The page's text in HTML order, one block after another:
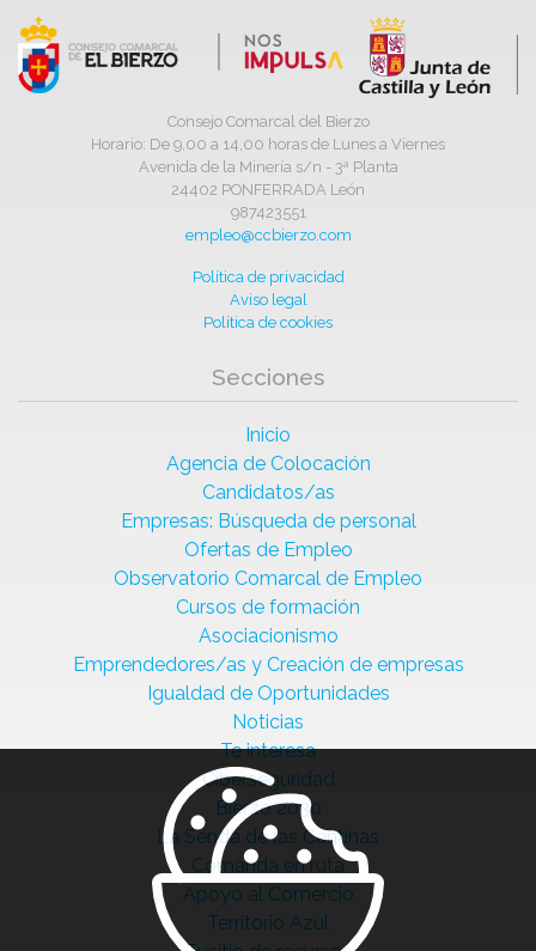
Consejo Comarcal del Bierzo
Horario: De 9,00 a 14,00 horas de Lunes a Viernes
Avenida de la Minería s/n - 3ª Planta
24402 PONFERRADA León
987423551
empleo@ccbierzo.com
Política de privacidad
Aviso legal
Política de cookies
Secciones
Inicio
Agencia de Colocación
Candidatos/as
Empresas: Búsqueda de personal
Ofertas de Empleo
Observatorio Comarcal de Empleo
Cursos de formación
Asociacionismo
Emprendedores/as y Creación de empresas
Igualdad de Oportunidades
Noticias
Te interesa
Ciberseguridad
Bierzo 2030
La Senda de las Cantinas
Comanda en ruta
Apoyo al Comercio
Territorio Azul